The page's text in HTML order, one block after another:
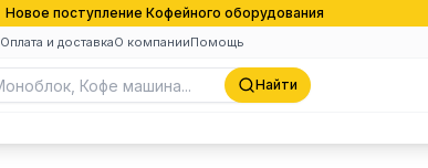
Новое поступление Кофейного оборудования
Оплата и доставкаО компанииПомощь
Найти